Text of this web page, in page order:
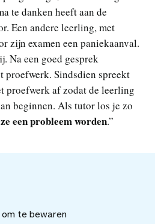
te danken heeft aan de
Een andere leerling, met
zijn examen een paniekaanval.
Na een goed gesprek
proefwerk. Sindsdien spreekt
proefwerk af zodat de leerling
beginnen. Als tutor los je zo
een probleem worden.”
g
om te bewaren